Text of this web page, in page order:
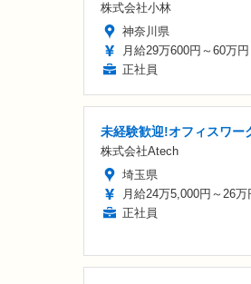
株式会社小林
神奈川県
月給29万600円～60万円
正社員
未経験歓迎!オフィスワー
株式会社Atech
埼玉県
月給24万5,000円～26万
正社員